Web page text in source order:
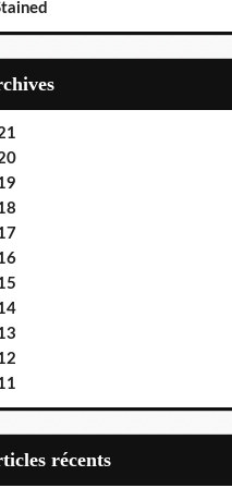
récents